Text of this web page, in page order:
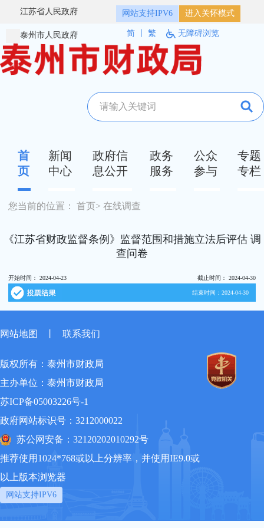
江苏省人民政府
泰州市人民政府
网站支持IPV6 进入关怀模式
简 繁 无障碍浏览
首
页
新闻
中心
政府信
息公开
政务
服务
公众
参与
专题
专栏
您当前的位置：首页> 在线调查
《江苏省财政监督条例》监督范围和措施立法后评估 调
查问卷
开始时间： 2024-04-23 截止时间： 2024-04-30
结束时间： 2024-04-30
网站地图 联系我们
版权所有：泰州市财政局
主办单位：泰州市财政局
苏ICP备05003226号-1
政府网站标识号：3212000022
苏公网安备：32120202010292号
推荐使用1024*768或以上分辨率，并使用IE9.0或
以上版本浏览器
网站支持IPV6